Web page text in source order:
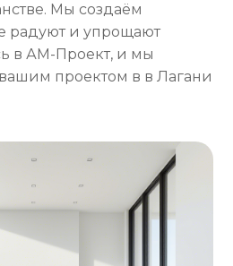
Мы создаём
радуют и упрощают
в АМ-Проект, и мы
проектом в в Лагани